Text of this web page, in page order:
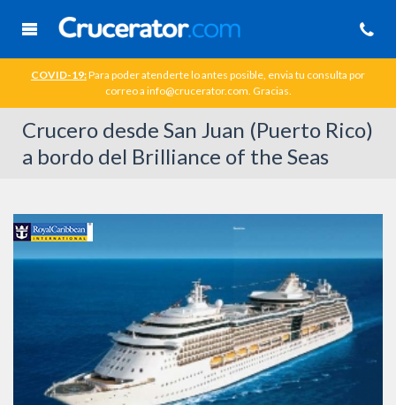
COVID-19:Para poder atenderte lo antes posible, envia tu consulta por
correo a info@crucerator.com. Gracias.
Crucero desde San Juan (Puerto Rico)
a bordo del Brilliance of the Seas